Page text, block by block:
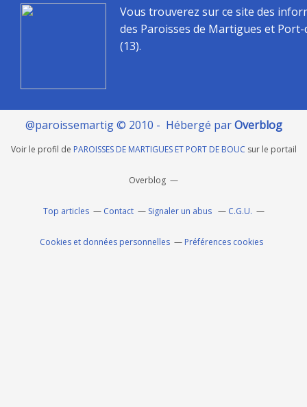
Vous trouverez sur ce site des
des Paroisses de Martigues et
(13).
@paroissemartig © 2010 - Hébergé parOverblog
Voir le profil de PAROISSES DE MARTIGUES ET PORT DE BOUC sur le portail
Overblog
Top articles Contact Signaler un abus C.G.U.
Cookies et données personnelles Préférences cookies